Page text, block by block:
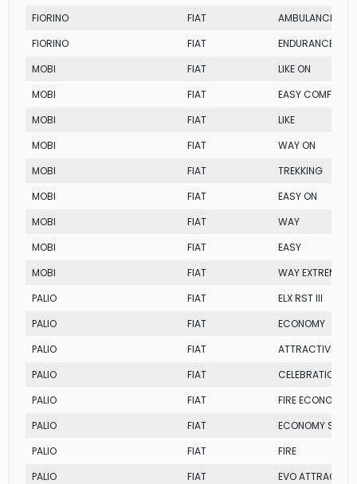
FIORINO
FIAT
AMBULANCIA
FIORINO
FIAT
ENDURANCE
MOBI
FIAT
LIKE ON
MOBI
FIAT
EASY COMFORT
MOBI
FIAT
LIKE
MOBI
FIAT
WAY ON
MOBI
FIAT
TREKKING
MOBI
FIAT
EASY ON
MOBI
FIAT
WAY
MOBI
FIAT
EASY
MOBI
FIAT
WAY EXTREME
PALIO
FIAT
ELX RST III
PALIO
FIAT
ECONOMY
PALIO
FIAT
ATTRACTIVE
PALIO
FIAT
CELEBRATION
PALIO
FIAT
FIRE ECONOMY
PALIO
FIAT
ECONOMY SERIE
PALIO
FIAT
FIRE
PALIO
FIAT
EVO ATTRACTIVE